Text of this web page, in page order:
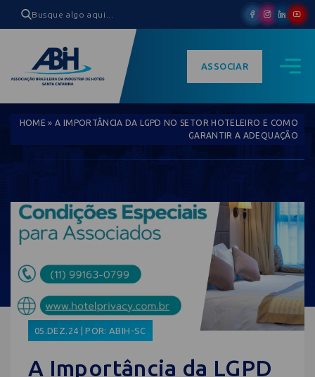
ASSOCIAR
HOME »A IMPORTÂNCIA DA LGPD NO SETOR HOTELEIRO E COMO
GARANTIR A ADEQUAÇÃO
05.DEZ.24 | POR: ABIH-SC
A Importância da LGPD